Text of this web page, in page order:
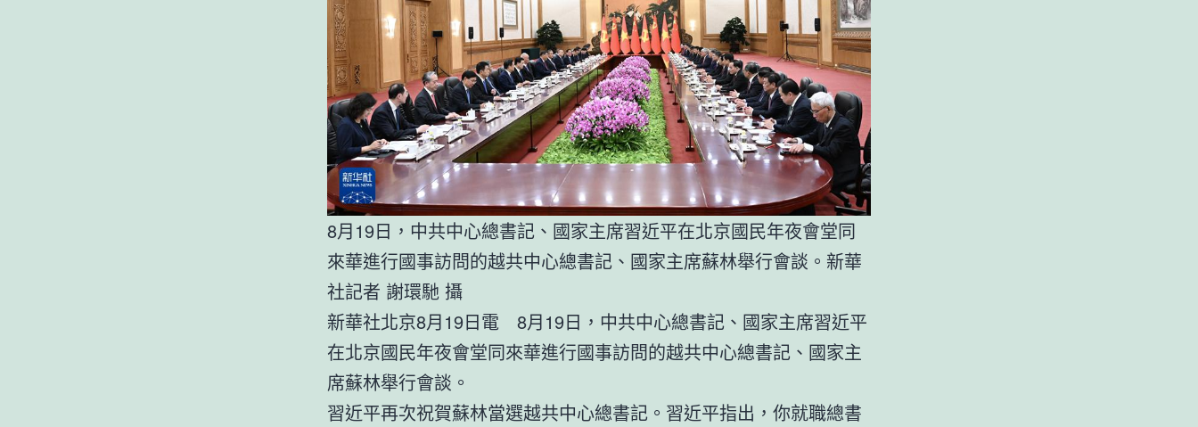
8月19日，中共中心總書記、國家主席習近平在北京國民年夜會堂同
來華進行國事訪問的越共中心總書記、國家主席蘇林舉行會談。新華
社記者 謝環馳 攝
新華社北京8月19日電 8月19日，中共中心總書記、國家主席習近平
在北京國民年夜會堂同來華進行國事訪問的越共中心總書記、國家主
席蘇林舉行會談。
習近平再次祝賀蘇林當選越共中心總書記。習近平指出，你就職總書